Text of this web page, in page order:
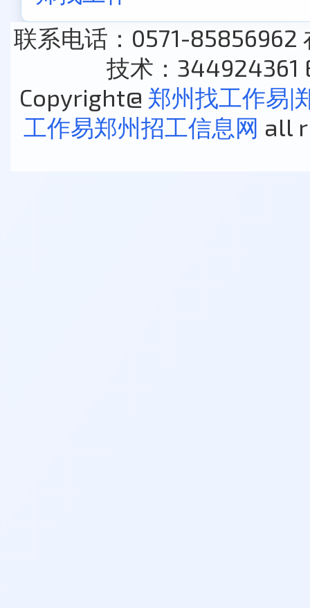
联系电话：0571-85856962
技术：344924361
Copyright@ 郑州找工作易|
工作易郑州招工信息网 all